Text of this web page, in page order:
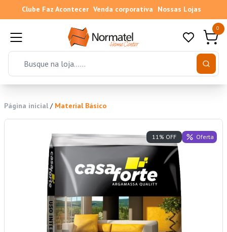
Clube Faz Acontecer Venda corporativa Nossas Lojas
0
Página inicial / Material Básico
11% OFF Oferta